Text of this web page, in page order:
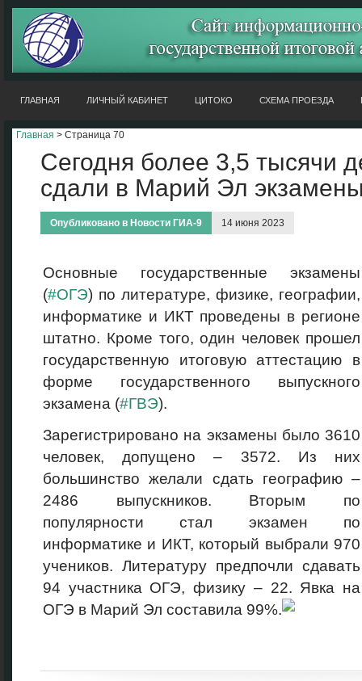
ГЛАВНАЯ ЛИЧНЫЙ КАБИНЕТ ЦИТОКО СХЕМА ПРОЕЗДА
Главная > Страница 70
Сегодня более 3,5 тысячи
сдали в Марий Эл
Опубликовано в Новости ГИА-9 14 июня 2023
Основные государственные экзамены
(#ОГЭ) по литературе, физике, географии,
информатике и ИКТ проведены в регионе
штатно. Кроме того, один человек прошел
государственную итоговую аттестацию в
форме государственного выпускного
экзамена (#ГВЭ).
Зарегистрировано на экзамены было 3610
человек, допущено – 3572. Из них
большинство желали сдать географию –
2486 выпускников. Вторым по
популярности стал экзамен по
информатике и ИКТ, который выбрали 970
учеников. Литературу предпочли сдавать
94 участника ОГЭ, физику – 22. Явка на
ОГЭ в Марий Эл составила 99%.